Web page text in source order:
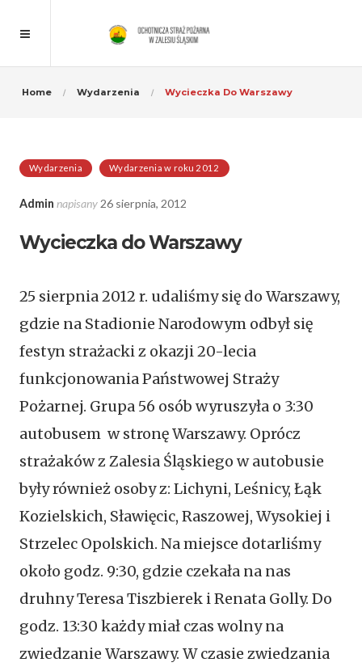
Home Wydarzenia Wycieczka Do Warszawy
Wydarzenia Wydarzenia w roku 2012
Admin napisany26 sierpnia, 2012
Wycieczka do Warszawy
25 sierpnia 2012 r. udaliśmy się do Warszawy,
gdzie na Stadionie Narodowym odbył się
festyn strażacki z okazji 20-lecia
funkcjonowania Państwowej Straży
Pożarnej. Grupa 56 osób wyruszyła o 3:30
autobusem w stronę Warszawy. Oprócz
strażaków z Zalesia Śląskiego w autobusie
były również osoby z: Lichyni, Leśnicy, Łąk
Kozielskich, Sławięcic, Raszowej, Wysokiej i
Strzelec Opolskich. Na miejsce dotarliśmy
około godz. 9:30, gdzie czekała na nas
druhny Teresa Tiszbierek i Renata Golly. Do
godz. 13:30 każdy miał czas wolny na
zwiedzanie Warszawy. W czasie zwiedzania